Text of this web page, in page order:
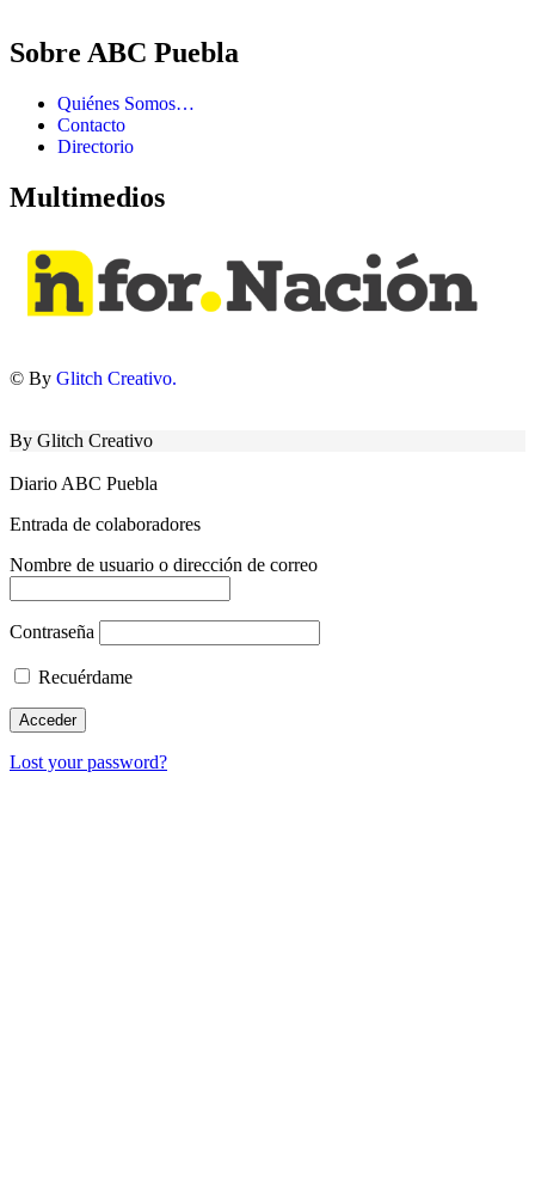
Sobre ABC Puebla
Quiénes Somos…
Contacto
Directorio
Multimedios
© By Glitch Creativo.
By Glitch Creativo
Diario ABC Puebla
Entrada de colaboradores
Nombre de usuario o dirección de correo
Contraseña
Recuérdame
Lost your password?